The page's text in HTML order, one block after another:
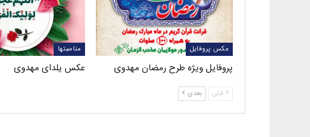
عکس پروفایل
پروفایل ویژه طرح رمضان مهدوی
مناسبتها
عکس یلدای مهدوی
قبلی بعدی